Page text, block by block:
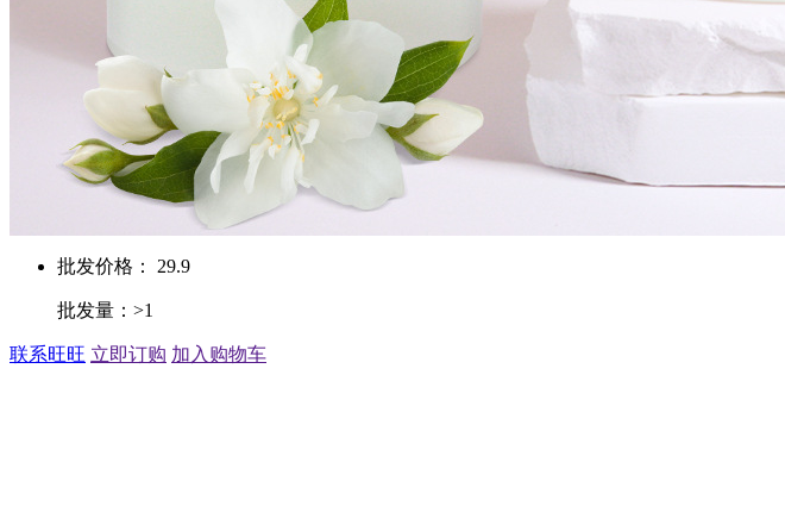
批发价格： 29.9
批发量：>1
联系旺旺 立即订购 加入购物车